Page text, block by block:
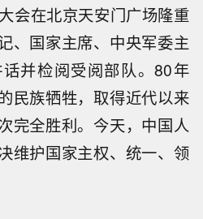
会在北京天安门广场隆重
、国家主席、中央军委主
并检阅受阅部队。80年
民族牺牲，取得近代以来
完全胜利。今天，中国人
维护国家主权、统一、领